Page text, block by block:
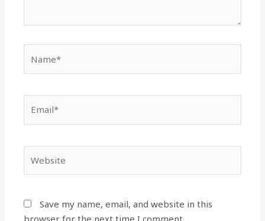
Save my name, email, and website in this
browser for the next time I comment.